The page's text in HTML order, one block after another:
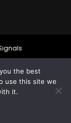
Política de
the best
use this site we
it.